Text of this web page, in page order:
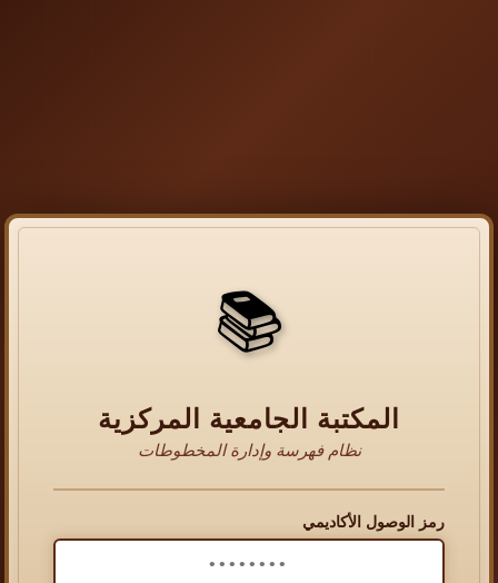
📚
المكتبة الجامعية المركزية
نظام فهرسة وإدارة المخطوطات
رمز الوصول الأكاديمي